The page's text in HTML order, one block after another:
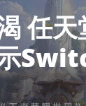
任